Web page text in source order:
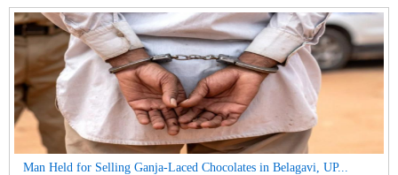
Man Held for Selling Ganja-Laced Chocolates in Belagavi, UP...